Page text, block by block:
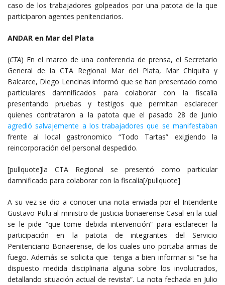
caso de los trabajadores golpeados por una patota de la que
participaron agentes penitenciarios.
ANDAR en Mar del Plata
(CTA) En el marco de una conferencia de prensa, el Secretario
General de la CTA Regional Mar del Plata, Mar Chiquita y
Balcarce, Diego Lencinas informó que se han presentado como
particulares damnificados para colaborar con la fiscalía
presentando pruebas y testigos que permitan esclarecer
quienes contrataron a la patota que el pasado 28 de Junio
agredió salvajemente a los trabajadores que se manifestaban
frente al local gastronomico “Todo Tartas” exigiendo la
reincorporación del personal despedido.
[pullquote]la CTA Regional se presentó como particular
damnificado para colaborar con la fiscalía[/pullquote]
A su vez se dio a conocer una nota enviada por el Intendente
Gustavo Pulti al ministro de justicia bonaerense Casal en la cual
se le pide “que tome debida intervención” para esclarecer la
participación en la patota de integrantes del Servicio
Penitenciario Bonaerense, de los cuales uno portaba armas de
fuego. Además se solicita que tenga a bien informar si “se ha
dispuesto medida disciplinaria alguna sobre los involucrados,
detallando situación actual de revista”. La nota fechada en Julio